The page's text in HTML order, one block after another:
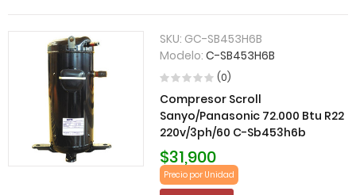
SKU: GC-SB453H6B
Modelo:C-SB453H6B
(0)
Compresor Scroll
Sanyo/Panasonic 72.000 Btu R22
220v/3ph/60 C-Sb453h6b
$31,900
Precio por Unidad